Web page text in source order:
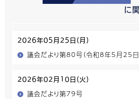
に
2026年05月25日(月)
議会だより第80号（令和8年5月25日
2026年02月10日(火)
議会だより第79号